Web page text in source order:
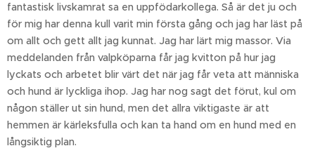
fantastisk livskamrat sa en uppfödarkollega. Så är det ju och
för mig har denna kull varit min första gång och jag har läst på
om allt och gett allt jag kunnat. Jag har lärt mig massor. Via
meddelanden från valpköparna får jag kvitton på hur jag
lyckats och arbetet blir värt det när jag får veta att människa
och hund är lyckliga ihop. Jag har nog sagt det förut, kul om
någon ställer ut sin hund, men det allra viktigaste är att
hemmen är kärleksfulla och kan ta hand om en hund med en
långsiktig plan.